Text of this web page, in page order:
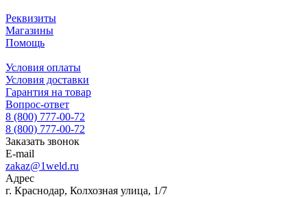
Реквизиты
Магазины
Помощь
Условия оплаты
Условия доставки
Гарантия на товар
Вопрос-ответ
8 (800) 777-00-72
8 (800) 777-00-72
Заказать звонок
E-mail
zakaz@1weld.ru
Адрес
г. Краснодар, Колхозная улица, 1/7